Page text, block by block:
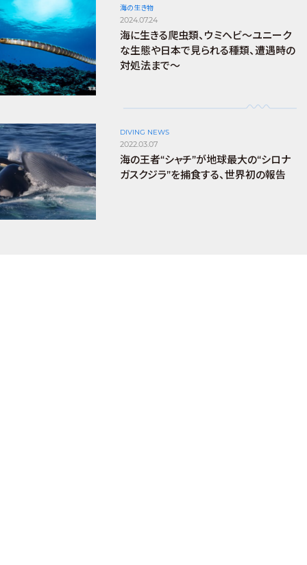
海の生き物
2024.07.24
海に生きる爬虫類、ウミヘビ～ユニーク
な生態や日本で見られる種類、遭遇時の
対処法まで～
DIVING NEWS
2022.03.07
海の王者“シャチ”が地球最大の“シロナ
ガスクジラ”を捕食する、世界初の報告